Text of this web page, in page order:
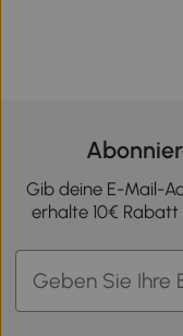
Gib deine E-Mail-
erhalte 10€